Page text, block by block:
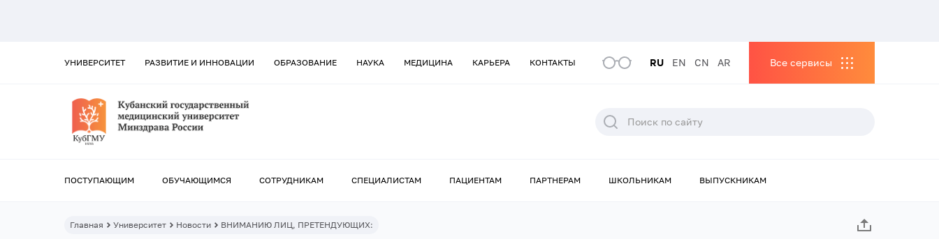
УНИВЕРСИТЕТ РАЗВИТИЕ И ИННОВАЦИИ ОБРАЗОВАНИЕ НАУКА МЕДИЦИНА КАРЬЕРА КОНТАКТЫ RU EN CN AR Все сервисы
ПОСТУПАЮЩИМ ОБУЧАЮЩИМСЯ СОТРУДНИКАМ СПЕЦИАЛИСТАМ ПАЦИЕНТАМ ПАРТНЕРАМ ШКОЛЬНИКАМ ВЫПУСКНИКАМ
Главная Университет Новости ВНИМАНИЮ ЛИЦ, ПРЕТЕНДУЮЩИХ: